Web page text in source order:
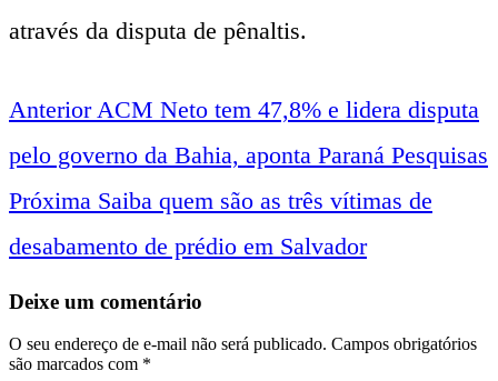
através da disputa de pênaltis.
Navegação
entre
notícias
AnteriorACM Neto tem 47,8% e lidera disputa
pelo governo da Bahia, aponta Paraná Pesquisas
Próxima Saiba quem são as três vítimas de
desabamento de prédio em Salvador
Deixe um comentário
O seu endereço de e-mail não será publicado. Campos obrigatórios
são marcados com *